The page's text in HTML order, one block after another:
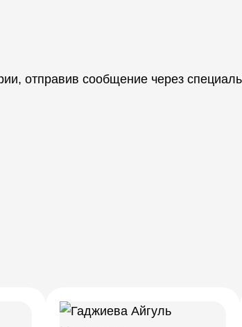
отправив сообщение через